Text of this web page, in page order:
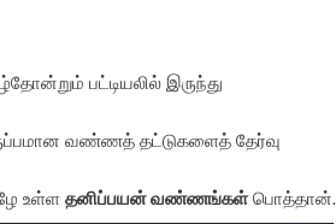
பட்டியலில் இருந்து
வண்ணத் தட்டுகளைத் தேர்வு
உள்ள தனிப்பயன் வண்ணங்கள்பொத்தான்.